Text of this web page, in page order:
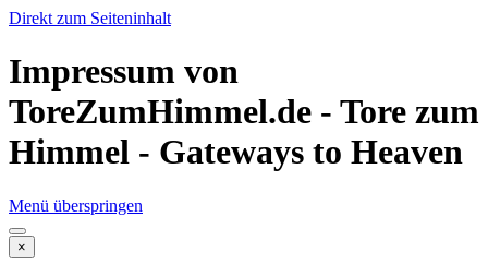
Direkt zum Seiteninhalt
Impressum von
ToreZumHimmel.de - Tore zum
Himmel - Gateways to Heaven
Menü überspringen
×